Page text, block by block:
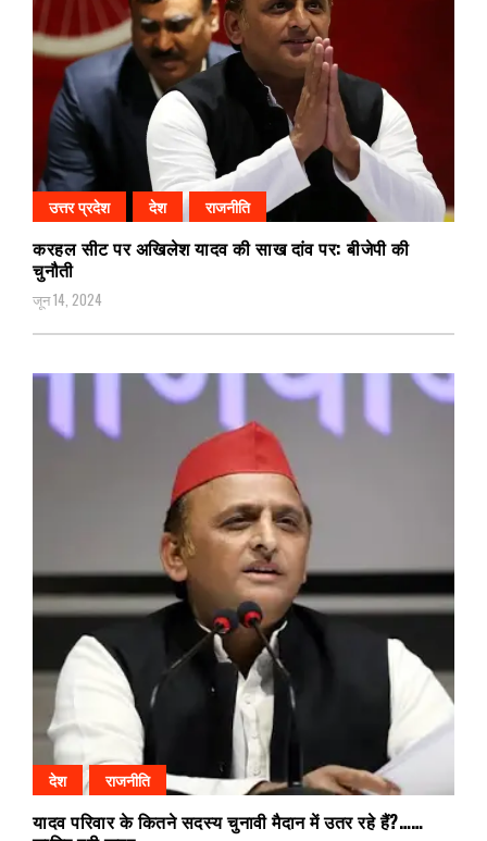
उत्तर प्रदेश देश राजनीति
करहल सीट पर अखिलेश यादव की साख दांव पर: बीजेपी की
चुनौती
जून 14, 2024
देश राजनीति
यादव परिवार के कितने सदस्य चुनावी मैदान में उतर रहे हैं?……